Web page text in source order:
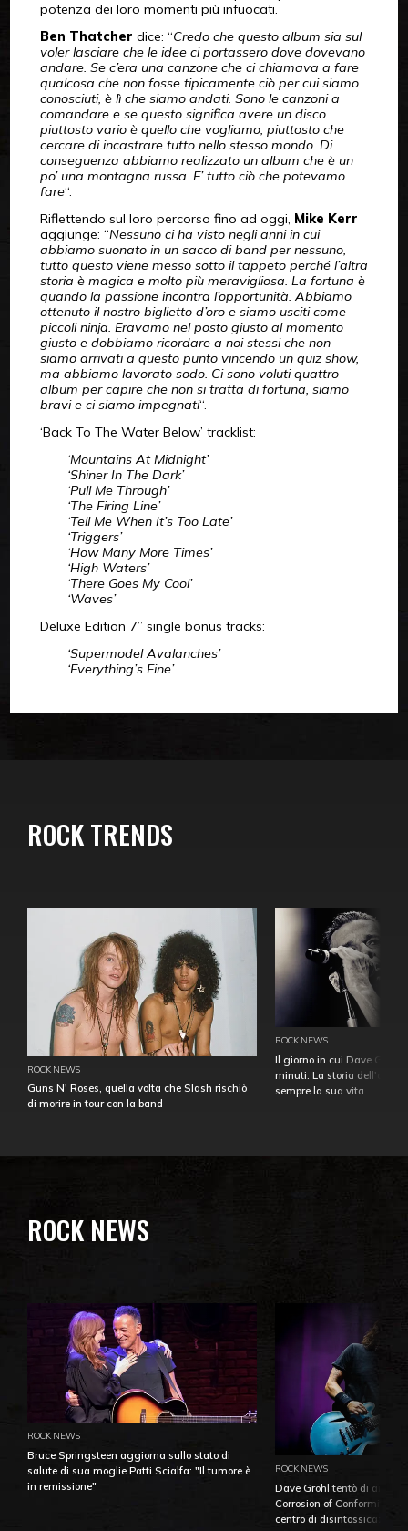
potenza dei loro momenti più infuocati.
Ben Thatcher dice: “Credo che questo album sia sul
voler lasciare che le idee ci portassero dove dovevano
andare. Se c’era una canzone che ci chiamava a fare
qualcosa che non fosse tipicamente ciò per cui siamo
conosciuti, è lì che siamo andati. Sono le canzoni a
comandare e se questo significa avere un disco
piuttosto vario è quello che vogliamo, piuttosto che
cercare di incastrare tutto nello stesso mondo. Di
conseguenza abbiamo realizzato un album che è un
po’ una montagna russa. E’ tutto ciò che potevamo
fare“.
Riflettendo sul loro percorso fino ad oggi, Mike Kerr
aggiunge: “Nessuno ci ha visto negli anni in cui
abbiamo suonato in un sacco di band per nessuno,
tutto questo viene messo sotto il tappeto perché l’altra
storia è magica e molto più meravigliosa. La fortuna è
quando la passione incontra l’opportunità. Abbiamo
ottenuto il nostro biglietto d’oro e siamo usciti come
piccoli ninja. Eravamo nel posto giusto al momento
giusto e dobbiamo ricordare a noi stessi che non
siamo arrivati a questo punto vincendo un quiz show,
ma abbiamo lavorato sodo. Ci sono voluti quattro
album per capire che non si tratta di fortuna, siamo
bravi e ci siamo impegnati“.
‘Back To The Water Below’ tracklist:
‘Mountains At Midnight’
‘Shiner In The Dark’
‘Pull Me Through’
‘The Firing Line’
‘Tell Me When It’s Too Late’
‘Triggers’
‘How Many More Times’
‘High Waters’
‘There Goes My Cool’
‘Waves’
Deluxe Edition 7” single bonus tracks:
‘Supermodel Avalanches’
‘Everything’s Fine’
ROCK TRENDS
ROCK NEWS
Guns N' Roses, quella volta che Slash rischiò
di morire in tour con la band
ROCK NEWS
Il giorno in cui Dave
minuti. La storia
sempre la sua vita
ROCK NEWS
ROCK NEWS
Bruce Springsteen aggiorna sullo stato di
salute di sua moglie Patti Scialfa: "Il tumore è
in remissione"
ROCK NEWS
Dave Grohl tentò di
Corrosion of Conformity
centro di